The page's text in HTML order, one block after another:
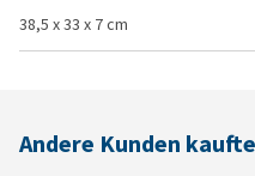
38,5 x 33 x 7 cm
Andere Kunden